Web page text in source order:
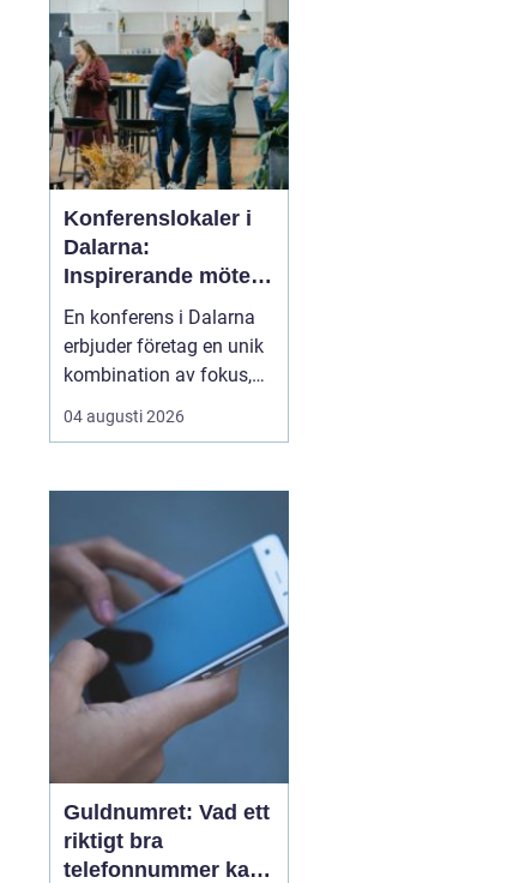
lång livslängd på ett sätt
som gör den intressant
för både företag och
privatp...
Konferenslokaler i
Dalarna:
Inspirerande möten
i hjärtat av Sverige
En konferens i Dalarna
erbjuder företag en unik
kombination av fokus,
återhämtning och
gemensamma
både arbetsrelationer
lockar med storslagen
natur, tydliga årstider o...
04 augusti 2026
Guldnumret: Vad ett
riktigt bra
telefonnummer kan